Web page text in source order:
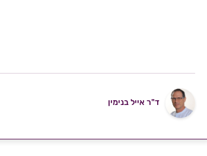
ד"ר אייל בנימין